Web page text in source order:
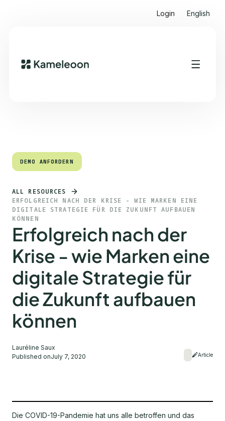
Login English
Quick Links
DEMO ANFORDERN
DEMO ANFORDERN
ALL RESOURCES
ERFOLGREICH NACH DER KRISE - WIE MARKEN EINE
DIGITALE STRATEGIE FÜR DIE ZUKUNFT AUFBAUEN
KÖNNEN
Erfolgreich nach der
Krise - wie Marken eine
digitale Strategie für
die Zukunft aufbauen
können
Lauréline Saux
Published onJuly 7, 2020 Article
Die COVID-19-Pandemie hat uns alle betroffen und das